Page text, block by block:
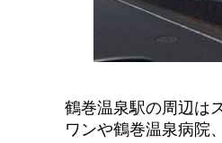
鶴巻温泉駅の周辺は
ワンや鶴巻温泉病院